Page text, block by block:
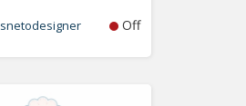
snetodesigner Off